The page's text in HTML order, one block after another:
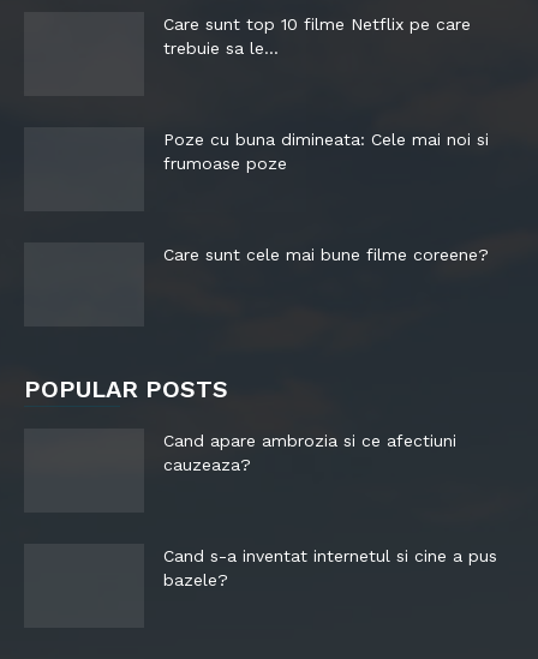
Care sunt top 10 filme Netflix pe care
trebuie sa le...
Poze cu buna dimineata: Cele mai noi si
frumoase poze
Care sunt cele mai bune filme coreene?
POPULAR POSTS
Cand apare ambrozia si ce afectiuni
cauzeaza?
Cand s-a inventat internetul si cine a pus
bazele?